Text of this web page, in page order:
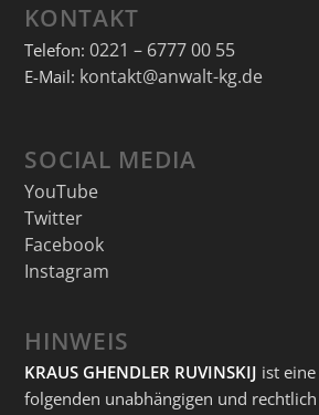
KONTAKT
Telefon: 0221 – 6777 00 55
E-Mail: kontakt@anwalt-kg.de
SOCIAL MEDIA
YouTube
Twitter
Facebook
Instagram
HINWEIS
KRAUS GHENDLER RUVINSKIJ ist
folgenden unabhängigen und